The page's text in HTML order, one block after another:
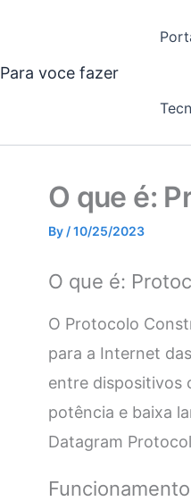
Para voce fazer
O que é:
By /10/25/2023
O que é:
O Protocolo
para a Internet
entre dispositivos
potência e baixa
Datagram